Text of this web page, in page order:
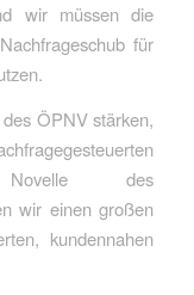
wir müssen die
für
ÖPNV stärken,
des
wir einen großen
kundennahen